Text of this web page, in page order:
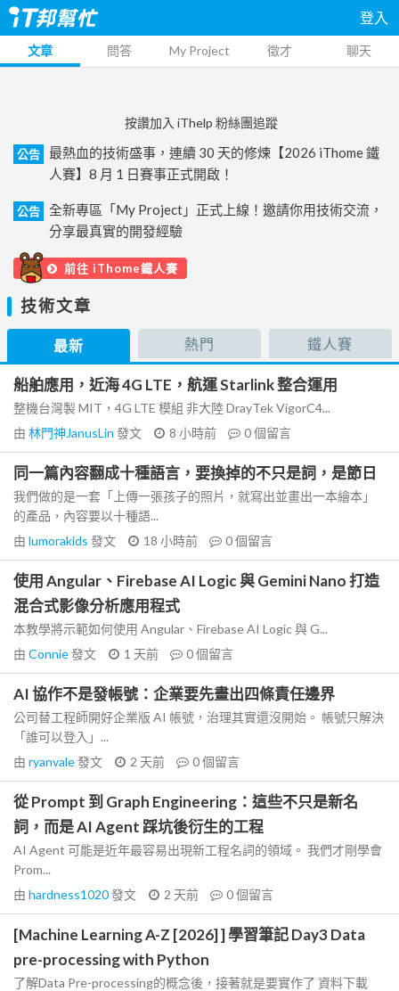
登入
文章 問答 My Project 徵才 聊天
按讚加入 iThelp 粉絲團追蹤
公告
最熱血的技術盛事，連續 30 天的修煉【2026 iThome 鐵
人賽】8 月 1 日賽事正式開啟！
公告
全新專區「My Project」正式上線！邀請你用技術交流，
分享最真實的開發經驗
前往 iThome鐵人賽
技術文章
最新 熱門 鐵人賽
船舶應用，近海 4G LTE，航運 Starlink 整合運用
整機台灣製 MIT，4G LTE 模組 非大陸 DrayTek VigorC4...
由 林門神JanusLin 發文 8 小時前 0個留言
同一篇內容翻成十種語言，要換掉的不只是詞，是節日
我們做的是一套「上傳一張孩子的照片，就寫出並畫出一本繪本」
的產品，內容要以十種語...
由 lumorakids 發文 18 小時前 0個留言
使用 Angular、Firebase AI Logic 與 Gemini Nano 打造
混合式影像分析應用程式
本教學將示範如何使用 Angular、Firebase AI Logic 與 G...
由 Connie發文 1 天前 0個留言
AI 協作不是發帳號：企業要先畫出四條責任邊界
公司替工程師開好企業版 AI 帳號，治理其實還沒開始。 帳號只解決
「誰可以登入」...
由 ryanvale發文 2 天前 0個留言
從 Prompt 到 Graph Engineering：這些不只是新名
詞，而是 AI Agent 踩坑後衍生的工程
AI Agent 可能是近年最容易出現新工程名詞的領域。 我們才剛學會
Prom...
由 hardness1020發文 2 天前 0個留言
[Machine Learning A-Z [2026] ] 學習筆記 Day3 Data
pre-processing with Python
了解Data Pre-processing的概念後，接著就是要實作了 資料下載